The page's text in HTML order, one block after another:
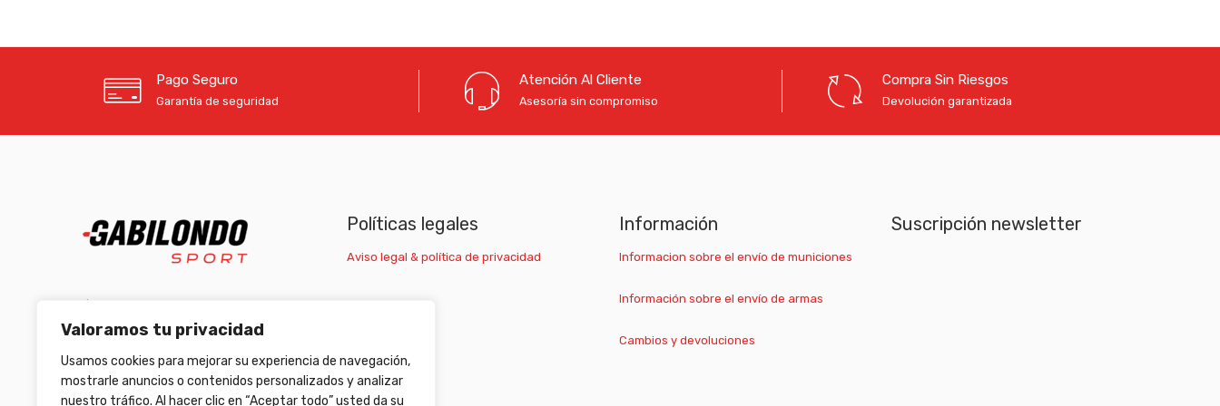
Valoramos tu privacidad
Usamos cookies para mejorar su experiencia de navegación,
mostrarle anuncios o contenidos personalizados y analizar
nuestro tráfico. Al hacer clic en “Aceptar todo” usted da su
Pago Seguro
Garantía de seguridad
Atención Al Cliente
Asesoría sin compromiso
Compra Sin Riesgos
Devolución garantizada
(+34) 963 511 653 /(+34) 633 472 653
armeriagabilondo@gabilondosport.com
Políticas legales
Aviso legal & política de privacidad
Información
Informacion sobre el envío de municiones
Información sobre el envío de armas
Cambios y devoluciones
Suscripción newsletter